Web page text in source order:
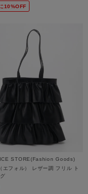
10%OFF
STORE(Fashion Goods)
エフォル） レザー調 フリル ト